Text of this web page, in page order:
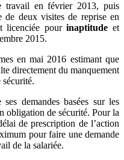
travail en février 2013, puis
de deux visites de reprise en
licenciée pourinaptitude et
2015.
en mai 2016 estimant que
directement du manquement
demandes basées sur les
obligation de sécurité. Pour la
de prescription de l’action
pour faire une demande
de la salariée.